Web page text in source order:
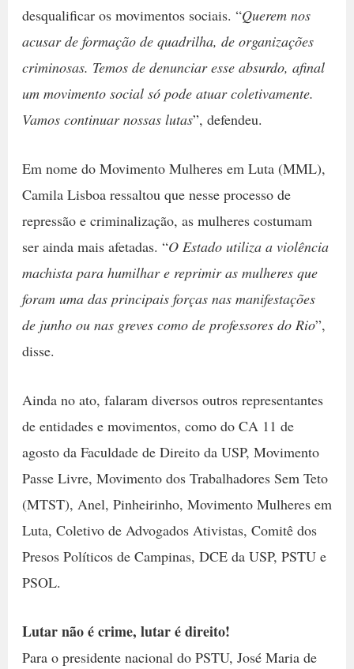
desqualificar os movimentos sociais. “Querem nos
acusar de formação de quadrilha, de organizações
criminosas. Temos de denunciar esse absurdo, afinal
um movimento social só pode atuar coletivamente.
Vamos continuar nossas lutas”, defendeu.
Em nome do Movimento Mulheres em Luta (MML),
Camila Lisboa ressaltou que nesse processo de
repressão e criminalização, as mulheres costumam
ser ainda mais afetadas. “O Estado utiliza a violência
machista para humilhar e reprimir as mulheres que
foram uma das principais forças nas manifestações
de junho ou nas greves como de professores do Rio”,
disse.
Ainda no ato, falaram diversos outros representantes
de entidades e movimentos, como do CA 11 de
agosto da Faculdade de Direito da USP, Movimento
Passe Livre, Movimento dos Trabalhadores Sem Teto
(MTST), Anel, Pinheirinho, Movimento Mulheres em
Luta, Coletivo de Advogados Ativistas, Comitê dos
Presos Políticos de Campinas, DCE da USP, PSTU e
PSOL.
Lutar não é crime, lutar é direito!
Para o presidente nacional do PSTU, José Maria de